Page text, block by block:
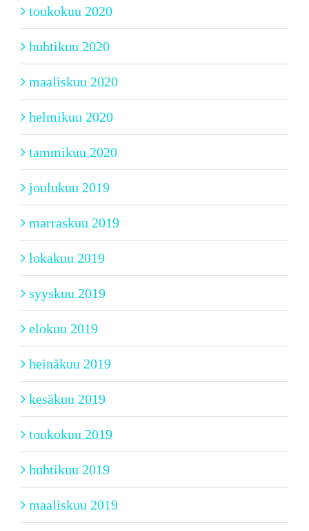
toukokuu 2020
huhtikuu 2020
maaliskuu 2020
helmikuu 2020
tammikuu 2020
joulukuu 2019
marraskuu 2019
lokakuu 2019
syyskuu 2019
elokuu 2019
heinäkuu 2019
kesäkuu 2019
toukokuu 2019
huhtikuu 2019
maaliskuu 2019